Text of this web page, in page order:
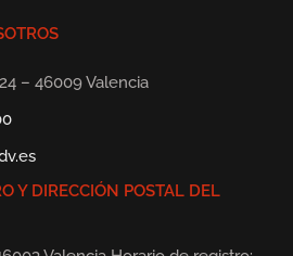
– 46009 Valencia
Y DIRECCIÓN POSTAL DEL